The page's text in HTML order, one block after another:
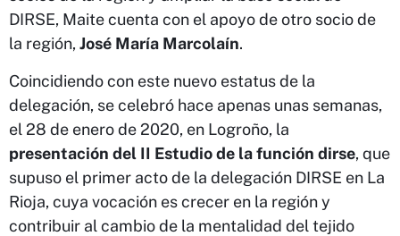
DIRSE, Maite cuenta con el apoyo de otro socio de
la región, José María Marcolaín.
Coincidiendo con este nuevo estatus de la
delegación, se celebró hace apenas unas semanas,
el 28 de enero de 2020, en Logroño, la
presentación del II Estudio de la función dirse, que
supuso el primer acto de la delegación DIRSE en La
Rioja, cuya vocación es crecer en la región y
contribuir al cambio de la mentalidad del tejido